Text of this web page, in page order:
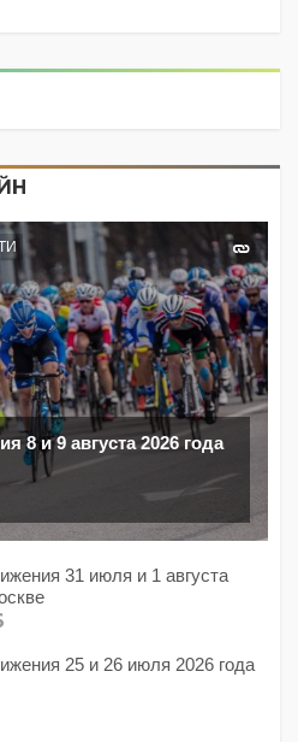
8 и 9 августа 2026 года
31 июля и 1 августа
25 и 26 июля 2026 года